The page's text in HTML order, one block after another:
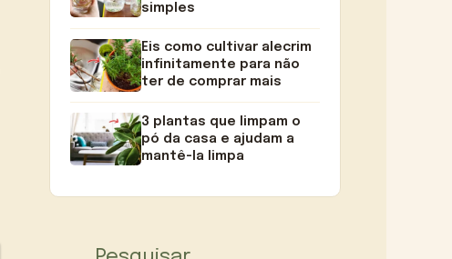
simples
Eis como cultivar alecrim
infinitamente para não
ter de comprar mais
3 plantas que limpam o
pó da casa e ajudam a
mantê-la limpa